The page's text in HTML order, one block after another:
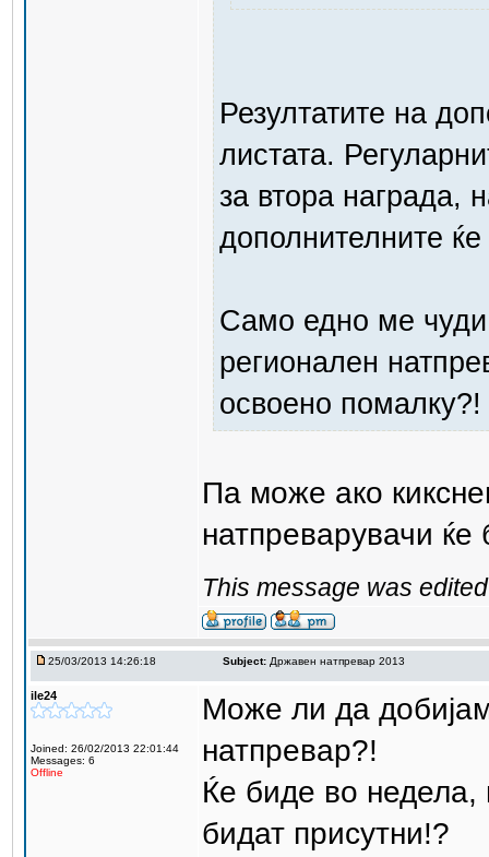
Резултатите на
листата.
за втора награда,
дополнителните
Само едно ме
регионален
освоено помалку?!
Па може ако
натпреварувачи
This message was
25/03/2013 14:26:18 Subject: Државен натпревар 2013
ile24
Joined: 26/02/2013 22:01:44
Messages: 6
Offline
Може ли да
натпревар?!
Ќе биде во недела,
бидат присутни!?